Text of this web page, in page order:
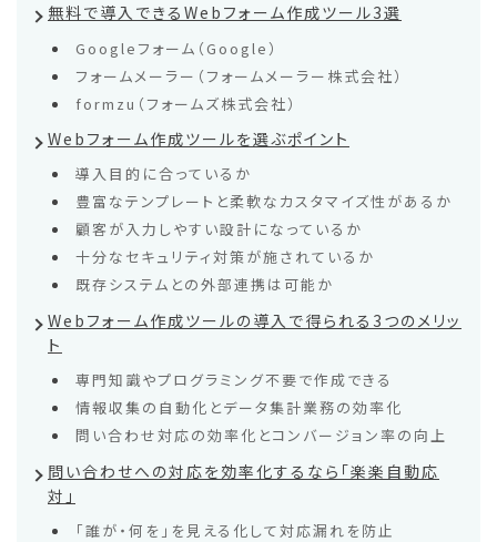
無料で導入できるWebフォーム作成ツール3選
Googleフォーム（Google）
フォームメーラー（フォームメーラー株式会社）
formzu（フォームズ株式会社）
Webフォーム作成ツールを選ぶポイント
導入目的に合っているか
豊富なテンプレートと柔軟なカスタマイズ性があるか
顧客が入力しやすい設計になっているか
十分なセキュリティ対策が施されているか
既存システムとの外部連携は可能か
Webフォーム作成ツールの導入で得られる3つのメリッ
ト
専門知識やプログラミング不要で作成できる
情報収集の自動化とデータ集計業務の効率化
問い合わせ対応の効率化とコンバージョン率の向上
問い合わせへの対応を効率化するなら「楽楽自動応
対」
「誰が・何を」を見える化して対応漏れを防止